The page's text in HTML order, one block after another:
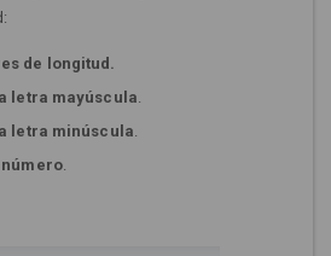
de longitud.
letra mayúscula.
letra minúscula.
número.